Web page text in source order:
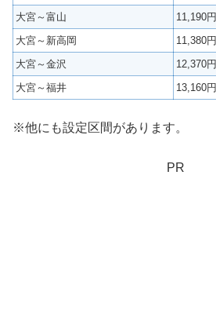
大宮～富山
11,190円
大宮～新高岡
11,380円
大宮～金沢
12,370円
大宮～福井
13,160円
※他にも設定区間があります。
PR